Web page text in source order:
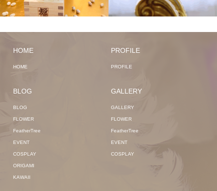
HOME
HOME
PROFILE
PROFILE
BLOG
BLOG
FLOWER
FeatherTree
EVENT
COSPLAY
ORIGAMI
KAWAII
GALLERY
GALLERY
FLOWER
FeatherTree
EVENT
COSPLAY